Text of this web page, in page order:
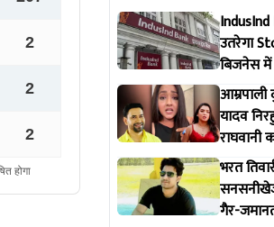
उतरेगा
बिजनेस में
यादव
भरत
गैर-